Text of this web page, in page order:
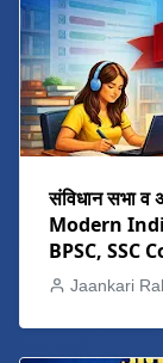
संविधान सभा
Modern
BPSC, SSC
Jaankari